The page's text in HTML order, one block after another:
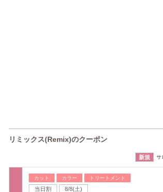
リミックス(Remix)のクーポン
新規 サ
カット カラー トリートメント
当日割 8/8(土)